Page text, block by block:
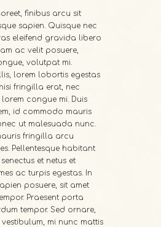
finibus arcu sit
sapien. Quisque nec
eleifend gravida libero
ac velit posuere,
volutpat mi.
lorem lobortis egestas
fringilla erat, nec
congue mi. Duis
id commodo mauris
ut malesuada nunc.
fringilla arcu
Pellentesque habitant
et netus et
ac turpis egestas. In
posuere, sit amet
Praesent porta
tempor. Sed ornare,
mi nunc mattis